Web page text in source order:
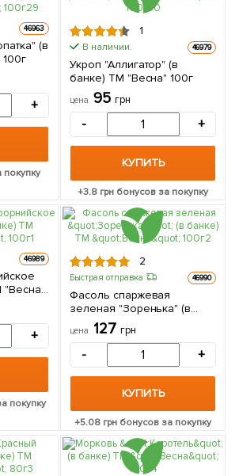
46963
(в
+
покупку
1
В наличии. 46979
Укроп "Аллигатор" (в
банке) ТМ "Весна" 100г
цена 95 грн
- +
КУПИТЬ
+3.8 грн бонусов за покупку
46989
"Весна"
+
покупку
2
Быстрая отправка 46990
Фасоль спаржевая
зеленая "Зоренька" (в
банке) ТМ "Весна" 100г
цена 127 грн
- +
КУПИТЬ
+5.08 грн бонусов за покупку